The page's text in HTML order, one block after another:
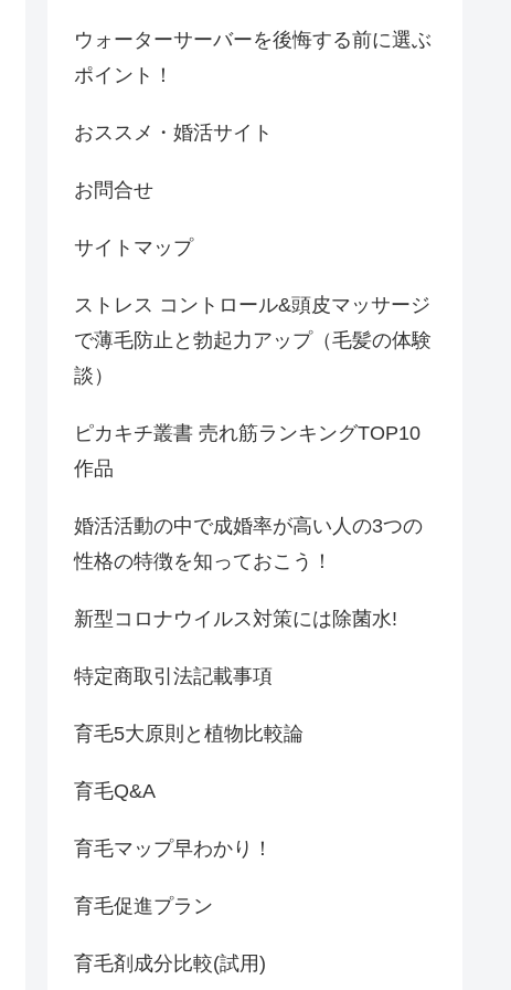
ウォーターサーバーを後悔する前に選ぶ
ポイント！
おススメ・婚活サイト
お問合せ
サイトマップ
ストレス コントロール&頭皮マッサージ
で薄毛防止と勃起力アップ（毛髪の体験
談）
ピカキチ叢書 売れ筋ランキングTOP10
作品
婚活活動の中で成婚率が高い人の3つの
性格の特徴を知っておこう！
新型コロナウイルス対策には除菌水!
特定商取引法記載事項
育毛5大原則と植物比較論
育毛Q&A
育毛マップ早わかり！
育毛促進プラン
育毛剤成分比較(試用)